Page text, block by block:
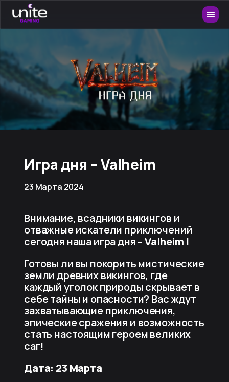
Игра дня – Valheim
23 Марта 2024
Внимание, всадники викингов и
отважные искатели приключений
сегодня наша игра дня –Valheim !
Готовы ли вы покорить мистические
земли древних викингов, где
каждый уголок природы скрывает в
себе тайны и опасности? Вас ждут
захватывающие приключения,
эпические сражения и возможность
стать настоящим героем великих
саг!
Дата: 23 Марта